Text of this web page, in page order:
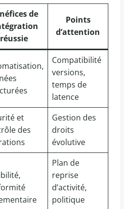
de
réussie
Points
d’attention
Compatibilité
versions,
temps de
latence
et
des
Gestion des
droits
évolutive
Plan de
reprise
d’activité,
politique